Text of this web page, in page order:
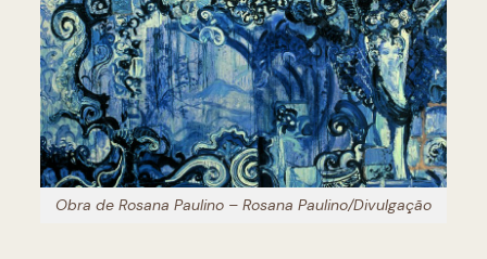
Obra de Rosana Paulino – Rosana Paulino/Divulgação